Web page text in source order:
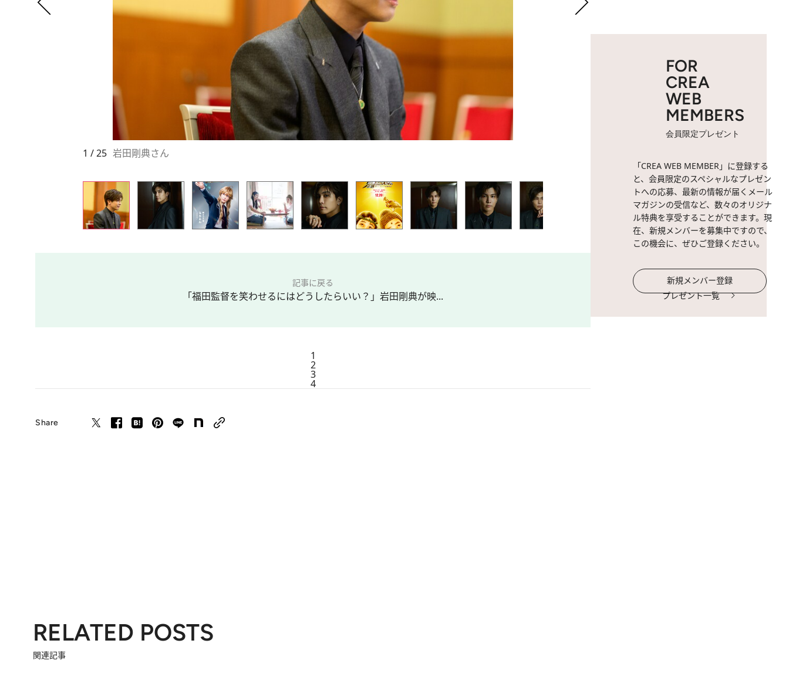
1 / 25 岩田剛典さん
記事に戻る
「福田監督を笑わせるにはどうしたらいい？」岩田剛典が映...
1
2
3
4
Share
FOR
CREA
WEB
MEMBERS
会員限定プレゼント
「CREA WEB MEMBER」に登録する
と、会員限定のスペシャルなプレゼン
トへの応募、最新の情報が届くメール
マガジンの受信など、数々のオリジナ
ル特典を享受することができます。現
在、新規メンバーを募集中ですので、
この機会に、ぜひご登録ください。
新規メンバー登録
プレゼント一覧
RELATED POSTS
関連記事